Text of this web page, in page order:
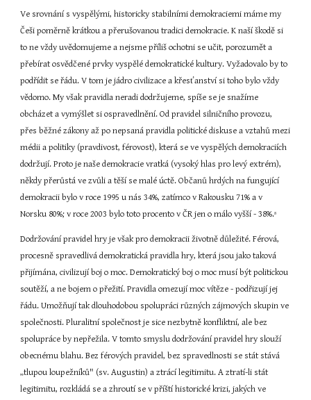
Ve srovnání s vyspělými, historicky stabilními demokraciemi máme my
Češi poměrně krátkou a přerušovanou tradici demokracie. K naší škodě si
to ne vždy uvědomujeme a nejsme příliš ochotni se učit, porozumět a
přebírat osvědčené prvky vyspělé demokratické kultury. Vyžadovalo by to
podřídit se řádu. V tom je jádro civilizace a křesťanství si toho bylo vždy
vědomo. My však pravidla neradi dodržujeme, spíše se je snažíme
obcházet a vymýšlet si ospravedlnění. Od pravidel silničního provozu,
přes běžné zákony až po nepsaná pravidla politické diskuse a vztahů mezi
médii a politiky (pravdivost, férovost), která se ve vyspělých demokraciích
dodržují. Proto je naše demokracie vratká (vysoký hlas pro levý extrém),
někdy přerůstá ve zvůli a těší se malé úctě. Občanů hrdých na fungující
demokracii bylo v roce 1995 u nás 34%, zatímco v Rakousku 71% a v
Norsku 80%; v roce 2003 bylo toto procento v ČR jen o málo vyšší - 38%.8
Dodržování pravidel hry je však pro demokracii životně důležité. Férová,
procesně spravedlivá demokratická pravidla hry, která jsou jako taková
přijímána, civilizují boj o moc. Demokratický boj o moc musí být politickou
soutěží, a ne bojem o přežití. Pravidla omezují moc vítěze - podřizují jej
řádu. Umožňují tak dlouhodobou spolupráci různých zájmových skupin ve
společnosti. Pluralitní společnost je sice nezbytně konfliktní, ale bez
spolupráce by nepřežila. V tomto smyslu dodržování pravidel hry slouží
obecnému blahu. Bez férových pravidel, bez spravedlnosti se stát stává
„tlupou loupežníků" (sv. Augustin) a ztrácí legitimitu. A ztratí-li stát
legitimitu, rozkládá se a zhroutí se v příští historické krizi, jakých ve